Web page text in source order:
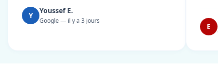
Y
Youssef E.
Google — il y a 3 jours
E